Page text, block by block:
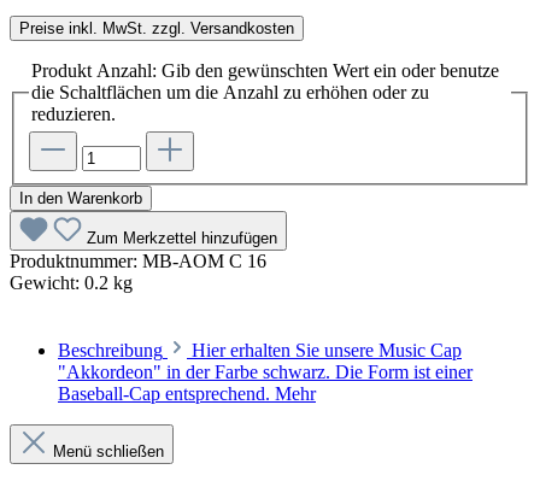
Preise inkl. MwSt. zzgl. Versandkosten
Produkt Anzahl: Gib den gewünschten Wert ein oder benutze
die Schaltflächen um die Anzahl zu erhöhen oder zu
reduzieren.
In den Warenkorb
Zum Merkzettel hinzufügen
Produktnummer: MB-AOM C 16
Gewicht: 0.2 kg
Beschreibung
Hier erhalten Sie unsere Music Cap
"Akkordeon" in der Farbe schwarz. Die Form ist einer
Baseball-Cap entsprechend. Mehr
Menü schließen